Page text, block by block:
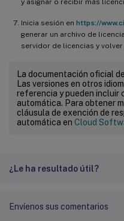
Inicia sesión en https://
generar un archivo de
servidor de licencias y volver
La documentación oficial
Las versiones en otros
referencia y pueden incluir
automática. Para obtener
cláusula de exención de
automática en Cloud
¿Le ha resultado útil?
Envíenos sus comentarios